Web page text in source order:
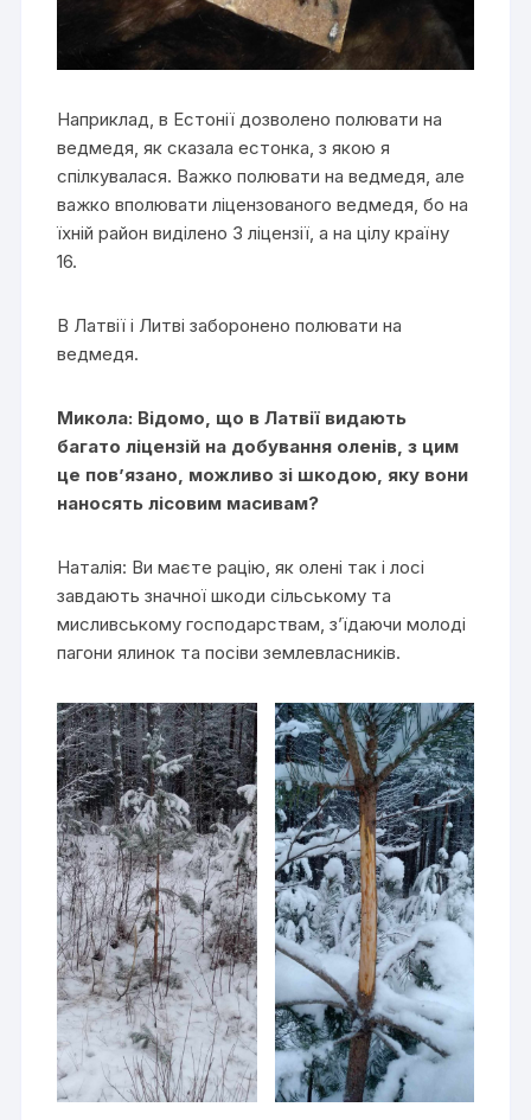
Наприклад, в Естонії дозволено полювати на
ведмедя, як сказала естонка, з якою я
спілкувалася. Важко полювати на ведмедя, але
важко вполювати ліцензованого ведмедя, бо на
їхній район виділено 3 ліцензії, а на цілу країну
16.
В Латвії і Литві заборонено полювати на
ведмедя.
Микола: Відомо, що в Латвії видають
багато ліцензій на добування оленів, з цим
це пов’язано, можливо зі шкодою, яку вони
наносять лісовим масивам?
Наталія: Ви маєте рацію, як олені так і лосі
завдають значної шкоди сільському та
мисливському господарствам, з’їдаючи молоді
пагони ялинок та посіви землевласників.